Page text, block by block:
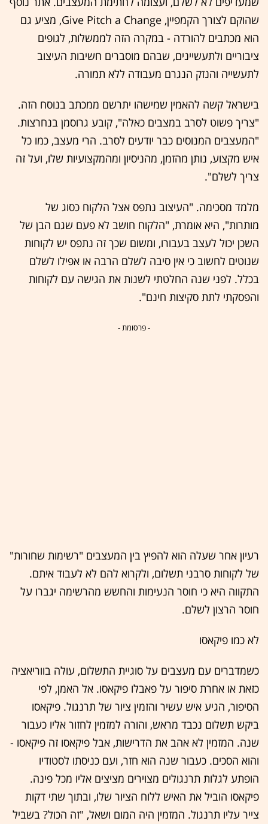
שהוקם לצורך הקמפיין, Give Pitch a Change, מציע גם
הוא מכתבים להורדה - במקרה הזה לממשלות, לגופים
ציבוריים ולתעשיינים, שבהם מוסברים חשיבות העיצוב
לתעשייה והנזק הנגרם מעבודה ללא תמורה.
בישראל קשה להאמין שמישהו יתרשם ממכתב בנוסח הזה.
"צריך פשוט לסרב במצבים כאלה", קובע גרוסמן בנחרצות.
"המעצבים המנוסים כבר יודעים לסרב. הרי מעצב, כמו כל
איש מקצוע, נותן מהזמן, מהניסיון ומהמקצועיות שלו, ועל זה
צריך לשלם".
מלמד מסכימה. "העיצוב נתפס אצל הלקוח כסוג של
מותרות", היא אומרת, "הלקוח חושב לא פעם שגם הבן של
השכן יכול לעצב בעבורו, ומשום שכך זה נתפס יש לקוחות
שנוטים לחשוב כי אין סיבה לשלם הרבה או אפילו לשלם
בכלל. לפני שנה החלטתי לשנות את הגישה עם לקוחות
והפסקתי לתת סקיצות חינם".
- פרסומת -
רעיון אחר שעלה הוא להפיץ בין המעצבים "רשימות שחורות"
של לקוחות סרבני תשלום, ולקרוא להם לא לעבוד איתם.
התקווה היא כי חוסר הנעימות והחשש מהרשימה יגברו על
חוסר הרצון לשלם.
לא כמו פיקאסו
כשמדברים עם מעצבים על סוגיית התשלום, עולה בווריאציה
כזאת או אחרת סיפור על פאבלו פיקאסו. אל האמן, לפי
הסיפור, הגיע איש עשיר והזמין ציור של תרנגול. פיקאסו
ביקש תשלום נכבד מראש, והורה למזמין לחזור אליו כעבור
שנה. המזמין לא אהב את הדרישות, אבל פיקאסו זה פיקאסו -
והוא הסכים. כעבור שנה הוא חזר, ועם כניסתו לסטודיו
הופתע לגלות תרנגולים מצוירים מציצים אליו מכל פינה.
פיקאסו הוביל את האיש ללוח הציור שלו, ובתוך שתי דקות
צייר עליו תרנגול. המזמין היה המום ושאל, "זה הכול? בשביל